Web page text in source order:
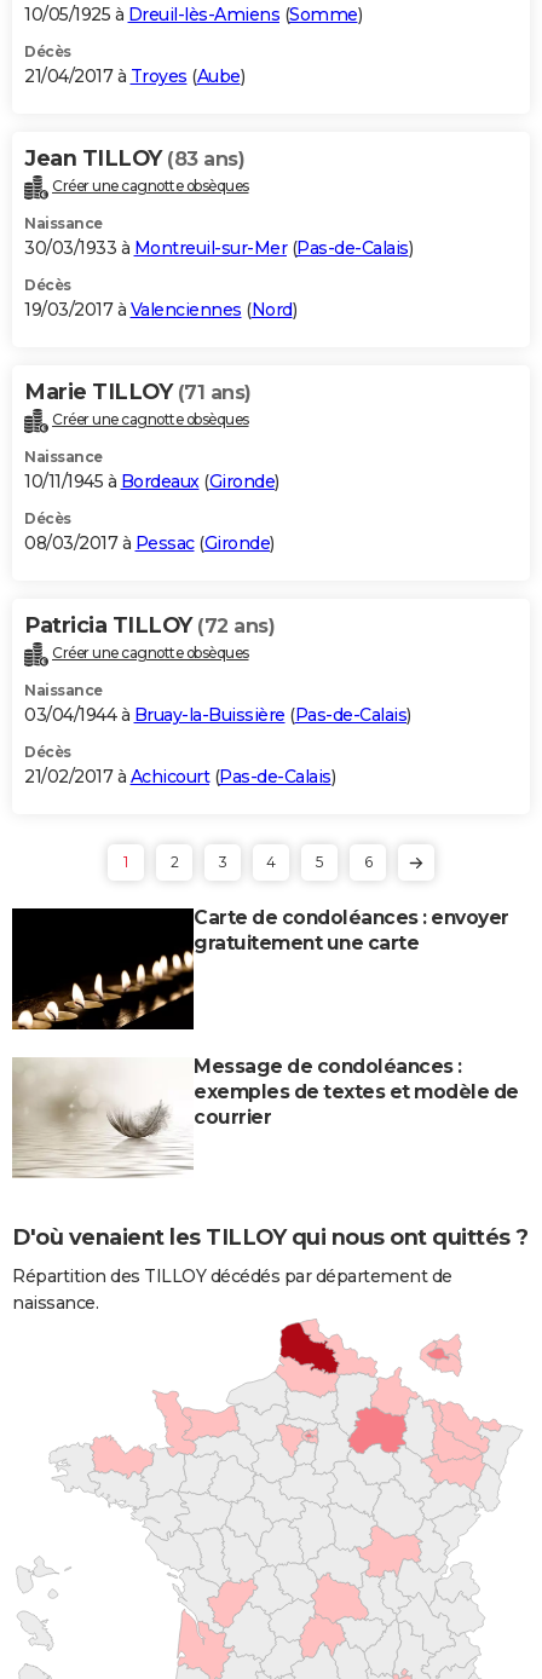
10/05/1925 à Dreuil-lès-Amiens (Somme)
Décès
21/04/2017 à Troyes (Aube)
Jean TILLOY (83 ans)
Créer une cagnotte obsèques
Naissance
30/03/1933 à Montreuil-sur-Mer(Pas-de-Calais)
Décès
19/03/2017 à Valenciennes (Nord)
Marie TILLOY (71 ans)
Créer une cagnotte obsèques
Naissance
10/11/1945 à Bordeaux(Gironde)
Décès
08/03/2017 à Pessac(Gironde)
Patricia TILLOY (72 ans)
Créer une cagnotte obsèques
Naissance
03/04/1944 à Bruay-la-Buissière (Pas-de-Calais)
Décès
21/02/2017 à Achicourt(Pas-de-Calais)
1 2 3 4 5 6
Carte de condoléances : envoyer
gratuitement une carte
Message de condoléances :
exemples de textes et modèle de
courrier
D'où venaient les TILLOY qui nous ont quittés ?
Répartition des TILLOY décédés par département de
naissance.